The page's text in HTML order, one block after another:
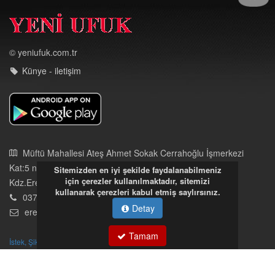
© yeniufuk.com.tr
Müftü Mahallesi Ateş Ahmet Sokak Cerrahoğlu İşmerkezi
Kdz.Ereğli/Zonguldak
03723121008
eregliyeniufuk@gmail.com
İstek, Şikayetleriniz İçin Tıklayın
Tüm hakları saklıdır. İzinsiz kullanılamaz.
Sitemizden en iyi şekilde faydalanabilmeniz
için çerezler kullanılmaktadır, sitemizi
kullanarak çerezleri kabul etmiş saylırsınız.
Detay
Tamam